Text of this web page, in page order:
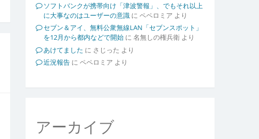
ソフトバンクが携帯向け「津波警報」、でもそれ以上
に大事なのはユーザーの意識に ペペロミア より
セブン＆アイ、無料公衆無線LAN「セブンスポット」
を12月から都内などで開始に 名無しの権兵衛より
あけてました に さじった より
近況報告に ペペロミア より
アーカイブ